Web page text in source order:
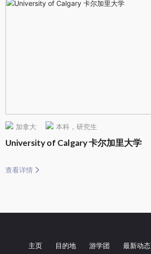
加拿大 本科，研究生
University of Calgary 卡尔加里大学
查看详情
主页 目的地 游学团 最新动态